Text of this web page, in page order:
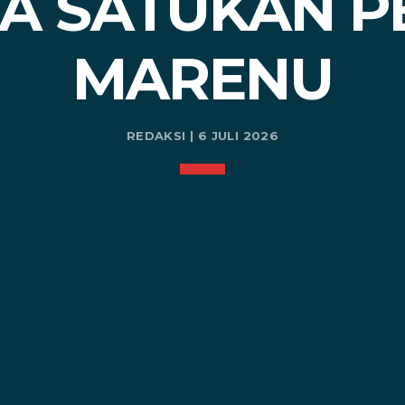
MARENU
REDAKSI | 6 JULI 2026